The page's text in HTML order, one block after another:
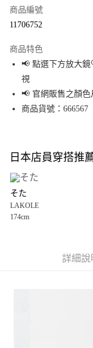
Apple Pay
街口支付
悠遊付
全盈+PAY
大哥付你分期
【大哥付你分期使用說明
1.本服務由台灣大哥大
2.付款方式選擇「大哥
3.實際核准額度、可分
4.訂單成立30分鐘內，
1.分期款項不併入電信
2.透過簡訊連結打開帳
帳／街口支付／iPASS
AFTEE先享後付
３．安心：先確認商品
【「AFTEE先享後付」
１．於結帳方式選擇「
結帳頁面，進行簡訊認
２．訂單成立數日內，
每筆NT$80，滿
每筆NT$80，滿
商品編號
11706752
商品特色
📢 點選下方放大
視
📢 官網販售之顏
商品貨號：666567
日本店員穿搭推
そた
LAKOLE
174cm
詳細說